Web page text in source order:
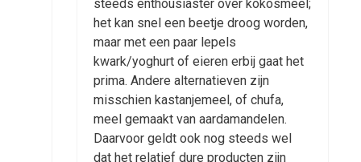
steeds enthousiaster over kokosmeel;
het kan snel een beetje droog worden,
maar met een paar lepels
kwark/yoghurt of eieren erbij gaat het
prima. Andere alternatieven zijn
misschien kastanjemeel, of chufa,
meel gemaakt van aardamandelen.
Daarvoor geldt ook nog steeds wel
dat het relatief dure producten zijn